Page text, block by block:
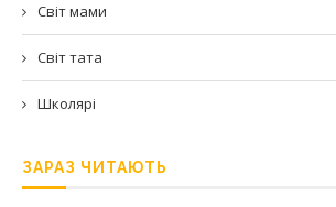
Світ мами
Світ тата
Школярі
ЗАРАЗ ЧИТАЮТЬ